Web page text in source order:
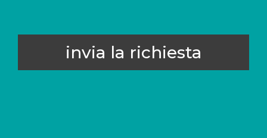
invia la richiesta